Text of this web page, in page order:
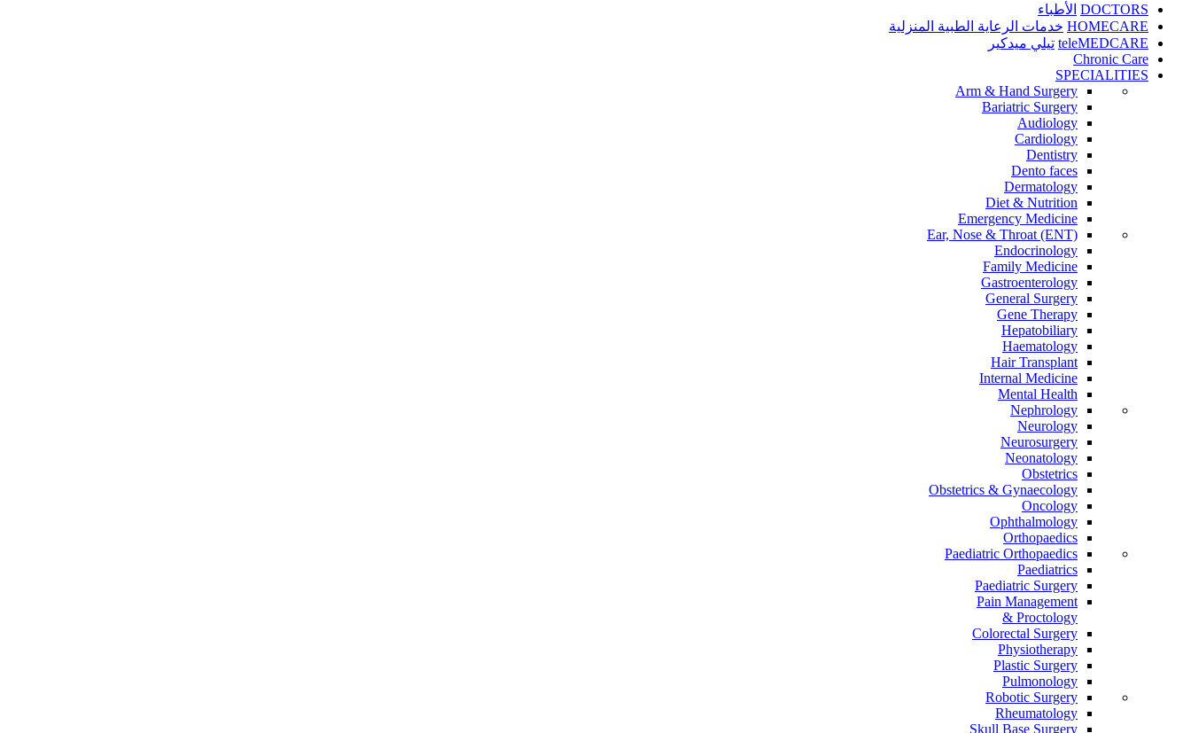
DOCTORS الأطباء
HOMECARE خدمات الرعاية الطبية المنزلية
teleMEDCARE تيلي ميدكير
Chronic Care
SPECIALITIES
Arm & Hand Surgery
Bariatric Surgery
Audiology
Cardiology
Dentistry
Dento faces
Dermatology
Diet & Nutrition
Emergency Medicine
Ear, Nose & Throat (ENT)
Endocrinology
Family Medicine
Gastroenterology
General Surgery
Gene Therapy
Hepatobiliary
Haematology
Hair Transplant
Internal Medicine
Mental Health
Nephrology
Neurology
Neurosurgery
Neonatology
Obstetrics
Obstetrics & Gynaecology
Oncology
Ophthalmology
Orthopaedics
Paediatric Orthopaedics
Paediatrics
Paediatric Surgery
Pain Management
Proctology &
Colorectal Surgery
Physiotherapy
Plastic Surgery
Pulmonology
Robotic Surgery
Rheumatology
Skull Base Surgery